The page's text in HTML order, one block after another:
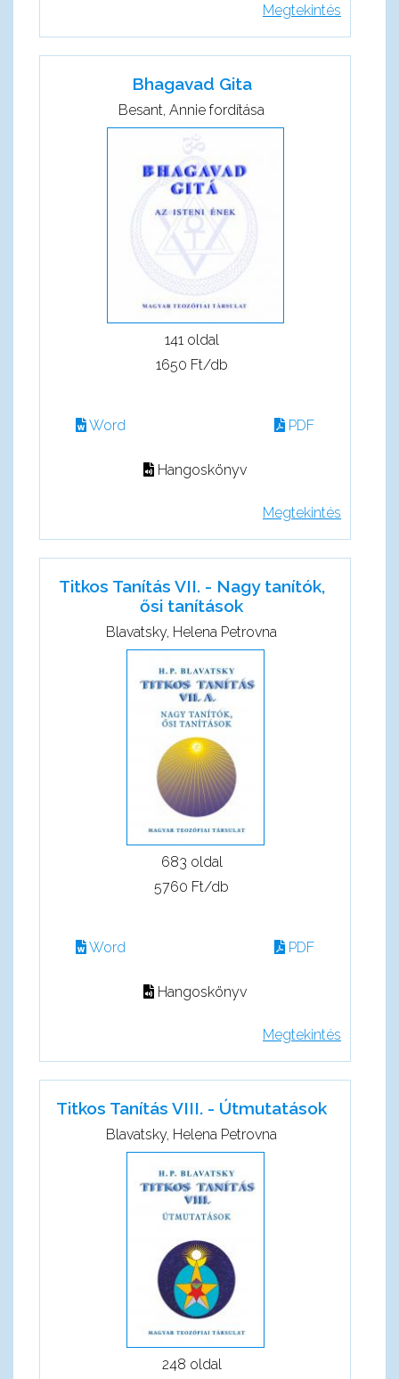
Megtekintés
Bhagavad Gita
Besant, Annie fordítása
141 oldal
1650 Ft/db
Word PDF
Hangoskönyv
Megtekintés
Titkos Tanítás VII. - Nagy tanítók,
ősi tanítások
Blavatsky, Helena Petrovna
683 oldal
5760 Ft/db
Word PDF
Hangoskönyv
Megtekintés
Titkos Tanítás VIII. - Útmutatások
Blavatsky, Helena Petrovna
248 oldal